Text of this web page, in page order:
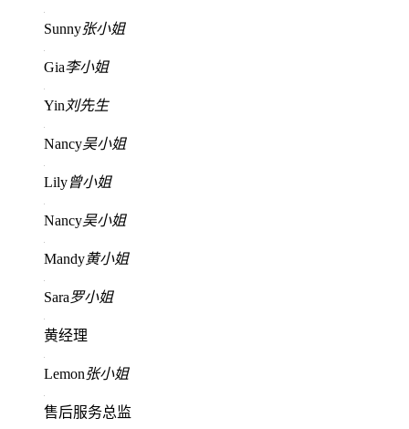
Sunny张小姐
Gia李小姐
Yin 刘先生
Nancy吴小姐
Lily曾小姐
Nancy吴小姐
Mandy黄小姐
Sara罗小姐
黄经理
Lemon张小姐
售后服务总监